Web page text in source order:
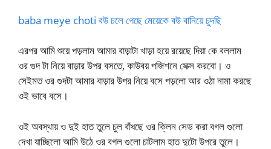
baba meye choti বউ চলে গেছে মেয়েকে বউ বানিয়ে চুদছি
এরপর আমি শুয়ে পড়লাম আমার বাড়াটা খাড়া হয়ে রয়েছে দিয়া কে বললাম
ওর গুদ টা নিয়ে বাড়ার উপর বসতে, কাউবয় পজিশনে সেক্স করবো। ও
সেইমত ওর গুদটা আমার বাড়ার উপর নিয়ে বসে পড়লো আর ওঠা নামা করছে
ওই ভাবে বসে।
ওই অবস্থায় ও দুই হাত তুলে চুল বাঁধছে ওর ক্লিন সেভ করা বগল গুলো
দেখা যাচ্ছিলো আমি উঠে ওর বগল গুলো চাটলাম হাত দুটো উপরে তুলে।